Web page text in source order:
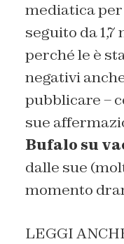
mediatica per
seguito da
perché le è
negativi
pubblicare –
sue
Bufalo su
dalle sue
momento
LEGGI